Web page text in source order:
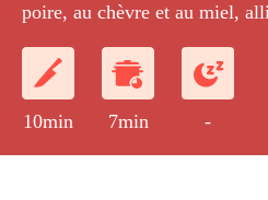
poire, au chèvre et au miel,
10min 7min -